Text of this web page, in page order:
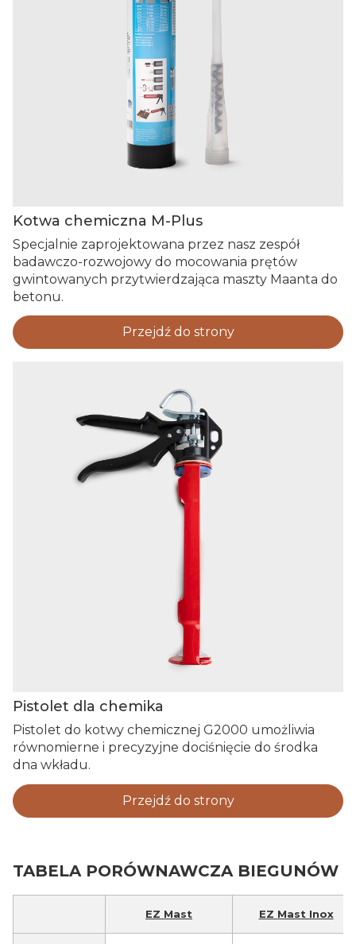
Kotwa chemiczna M-Plus
Specjalnie zaprojektowana przez nasz zespół
badawczo-rozwojowy do mocowania prętów
gwintowanych przytwierdzająca maszty Maanta do
betonu.
Przejdź do strony
Pistolet dla chemika
Pistolet do kotwy chemicznej G2000 umożliwia
równomierne i precyzyjne dociśnięcie do środka
dna wkładu.
Przejdź do strony
TABELA PORÓWNAWCZA BIEGUNÓW
EZ Mast EZ Mast Inox